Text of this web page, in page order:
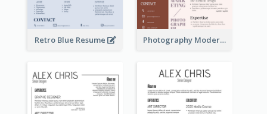
Retro Blue Resume Photography Modern Brown Professional Resume